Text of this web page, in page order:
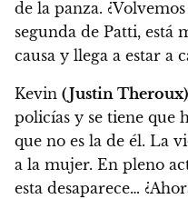
de la panza.
segunda de Patti,
causa y llega a estar a
Kevin (Justin Theroux)
policías y se tiene que
que no es la de él. La
a la mujer. En pleno
esta desaparece…